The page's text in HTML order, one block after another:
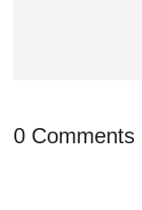
0 Comments